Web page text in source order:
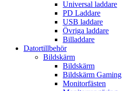
Universal laddare
PD Laddare
USB laddare
Övriga laddare
Billaddare
Datortillbehör
Bildskärm
Bildskärm
Bildskärm Gaming
Monitorfästen